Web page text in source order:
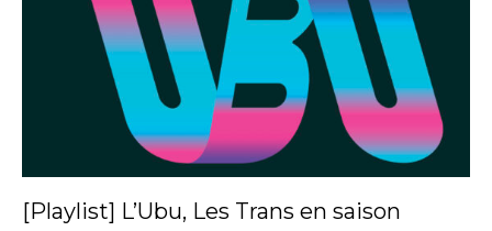
[Playlist] L’Ubu, Les Trans en saison